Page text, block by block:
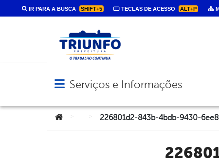
IR PARA A BUSCA SHIFT+5 TECLAS DE ACESSO ALT+P
Abrir menu principal de navegação
Serviços e Informações
Você está aqui:226801d2-843b-4bdb-9430-